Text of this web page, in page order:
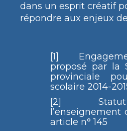
dans un esprit créatif
répondre aux enjeux
[1]
proposé par la
provinciale
scolaire 2014-
[2]
l’enseignement
article n° 145